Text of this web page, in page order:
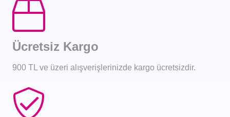
Ücretsiz Kargo
900 TL ve üzeri alışverişlerinizde kargo ücretsizdir.